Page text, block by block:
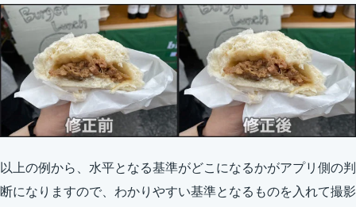
以上の例から、水平となる基準がどこになるかがアプリ側の判
断になりますので、わかりやすい基準となるものを入れて撮影